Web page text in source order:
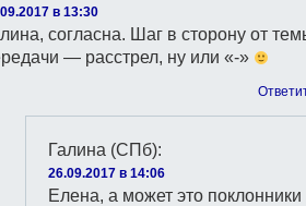
в 13:30
согласна. Шаг в сторону от
— расстрел, ну или «-»
Галина (СПб):
26.09.2017 в 14:06
Елена, а может это поклонники